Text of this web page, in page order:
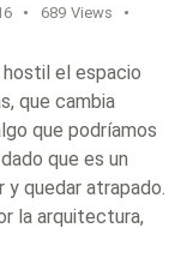
689 Views
el espacio
que cambia
que podríamos
que es un
y quedar atrapado.
la arquitectura,